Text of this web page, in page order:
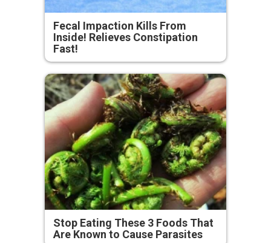
Fecal Impaction Kills From
Inside! Relieves Constipation
Fast!
Stop Eating These 3 Foods That
Are Known to Cause Parasites